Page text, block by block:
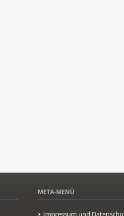
META-MENÜ
Impressum und